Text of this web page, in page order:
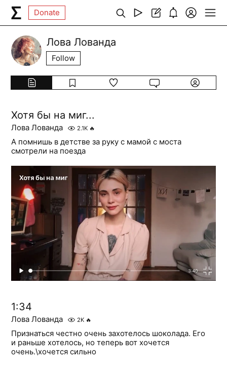
Donate
Лова Лованда
Follow
Хотя бы на миг...
Лова Лованда 2.1K 🔥
А помнишь в детстве за руку с мамой с моста
смотрели на поезда
1:34
Лова Лованда 2K 🔥
Признаться честно очень захотелось шоколада. Его
и раньше хотелось, но теперь вот хочется
очень.\хочется сильно